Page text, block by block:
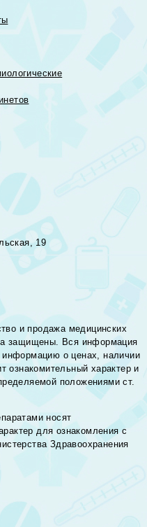
19
и продажа медицинских
защищены. Вся информация
информацию о ценах, наличии
ознакомительный характер и
положениями ст.
носят
для ознакомления с
Здравоохранения